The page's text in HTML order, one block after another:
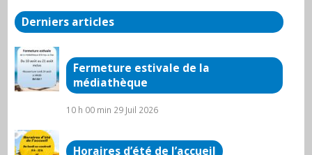
Derniers articles
Fermeture estivale de la
médiathèque
10 h 00 min 29 Juil 2026
Horaires d’été de l’accueil